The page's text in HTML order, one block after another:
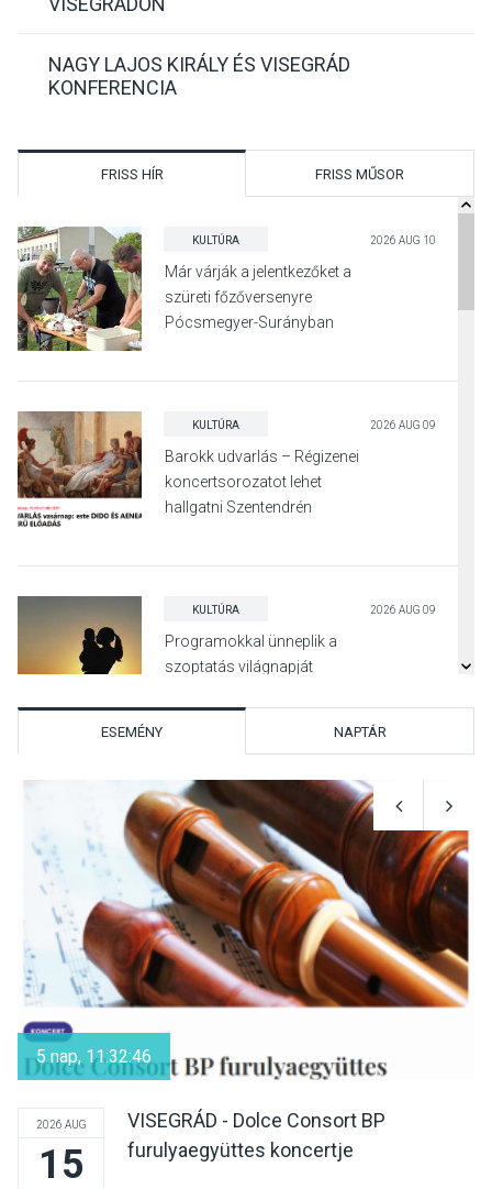
NAGY LAJOS KIRÁLY ÉS VISEGRÁD
KONFERENCIA
FRISS HÍR FRISS MŰSOR
KULTÚRA 2026 AUG 10
Már várják a jelentkezőket a
szüreti főzőversenyre
Pócsmegyer-Surányban
KULTÚRA 2026 AUG 09
Barokk udvarlás – Régizenei
koncertsorozatot lehet
hallgatni Szentendrén
KULTÚRA 2026 AUG 09
Programokkal ünneplik a
szoptatás világnapját
TERMÉSZETI KÖRNYEZET 2026 AUG 09
Hamarosan lehet
regisztrálni az Iskolában az
erdő programra
SPORT 2026 AUG 08
Aktívan lehet kikapcsolódni
a Mozgás Éjszakáján
Pócsmegyer-Surányban
KULTÚRA
ESEMÉNY NAPTÁR
5 nap, 11:32:45
2026 AUG
15
VISEGRÁD - Dolce Consort BP
furulyaegyüttes koncertje